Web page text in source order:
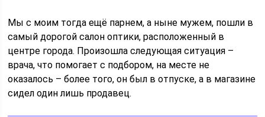
Мы с моим тогда ещё парнем, а ныне мужем, пошли в
самый дорогой салон оптики, расположенный в
центре города. Произошла следующая ситуация –
врача, что помогает с подбором, на месте не
оказалось – более того, он был в отпуске, а в магазине
сидел один лишь продавец.